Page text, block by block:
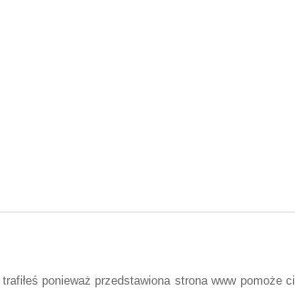
ponieważ przedstawiona strona www pomoże ci